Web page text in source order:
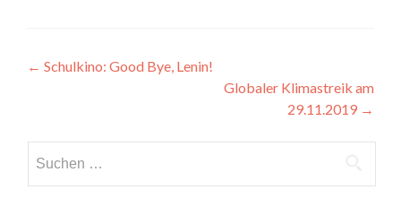
Artikel-
← Schulkino: Good Bye, Lenin!
Globaler Klimastreik am
29.11.2019 →
nach: